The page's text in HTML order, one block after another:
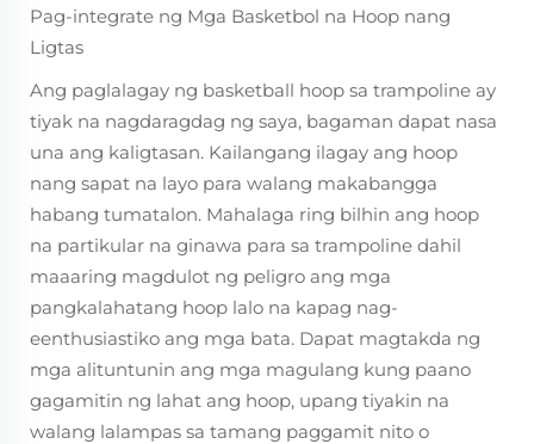
Pag-integrate ng Mga Basketbol na Hoop nang
Ligtas
Ang paglalagay ng basketball hoop sa trampoline ay
tiyak na nagdaragdag ng saya, bagaman dapat nasa
una ang kaligtasan. Kailangang ilagay ang hoop
nang sapat na layo para walang makabangga
habang tumatalon. Mahalaga ring bilhin ang hoop
na partikular na ginawa para sa trampoline dahil
maaaring magdulot ng peligro ang mga
pangkalahatang hoop lalo na kapag nag-
eenthusiastiko ang mga bata. Dapat magtakda ng
mga alituntunin ang mga magulang kung paano
gagamitin ng lahat ang hoop, upang tiyakin na
walang lalampas sa tamang paggamit nito o